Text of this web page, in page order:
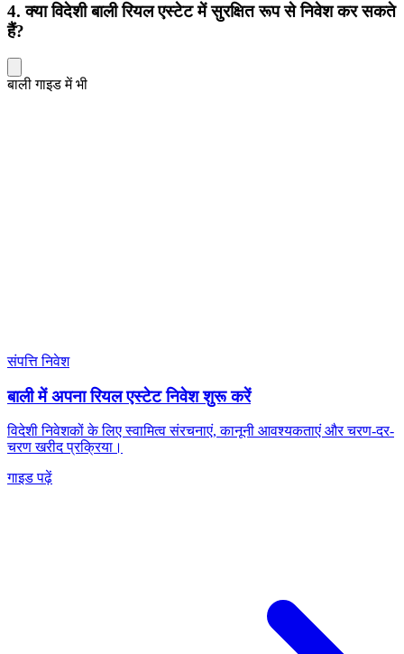
4. क्या विदेशी बाली रियल एस्टेट में सुरक्षित रूप से निवेश कर सकते
हैं?
बाली गाइड में भी
संपत्ति निवेश
बाली में अपना रियल एस्टेट निवेश शुरू करें
विदेशी निवेशकों के लिए स्वामित्व संरचनाएं, कानूनी आवश्यकताएं और चरण-दर-
चरण खरीद प्रक्रिया।
गाइड पढ़ें